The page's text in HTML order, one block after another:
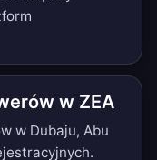
w ZEA
w Dubaju, Abu